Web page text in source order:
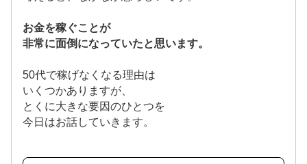
お金を稼ぐことが
非常に面倒になっていたと思います。
50代で稼げなくなる理由は
いくつかありますが、
とくに大きな要因のひとつを
今日はお話していきます。